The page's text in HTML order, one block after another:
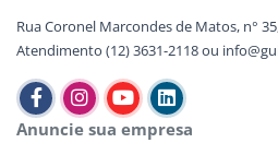
Rua Coronel Marcondes de Matos, n°
Atendimento (12) 3631-2118 ou
Anuncie sua empresa